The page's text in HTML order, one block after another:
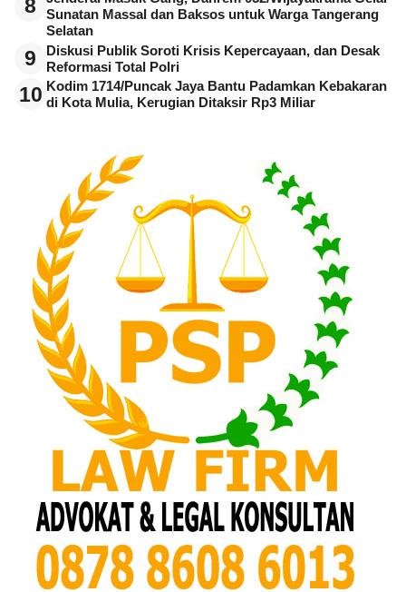
8
Sunatan Massal dan Baksos untuk Warga Tangerang
Selatan
9
Diskusi Publik Soroti Krisis Kepercayaan, dan Desak
Reformasi Total Polri
10 Kodim 1714/Puncak Jaya Bantu Padamkan Kebakaran
di Kota Mulia, Kerugian Ditaksir Rp3 Miliar